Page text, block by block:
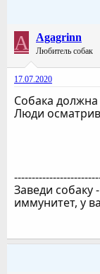
A Agagrinn
Любитель собак
17.07.2020
Собака
Люди
Заведи собаку
иммунитет, у